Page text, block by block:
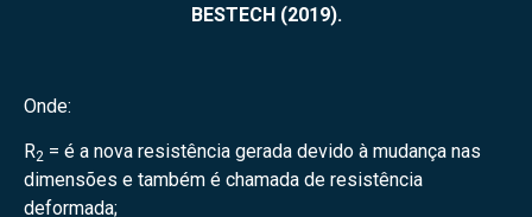
BESTECH (2019).
Onde:
R2 = é a nova resistência gerada devido à mudança nas
dimensões e também é chamada de resistência
deformada;